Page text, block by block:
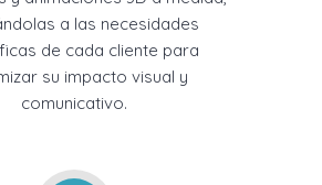
a las necesidades
de cada cliente para
su impacto visual y
comunicativo.